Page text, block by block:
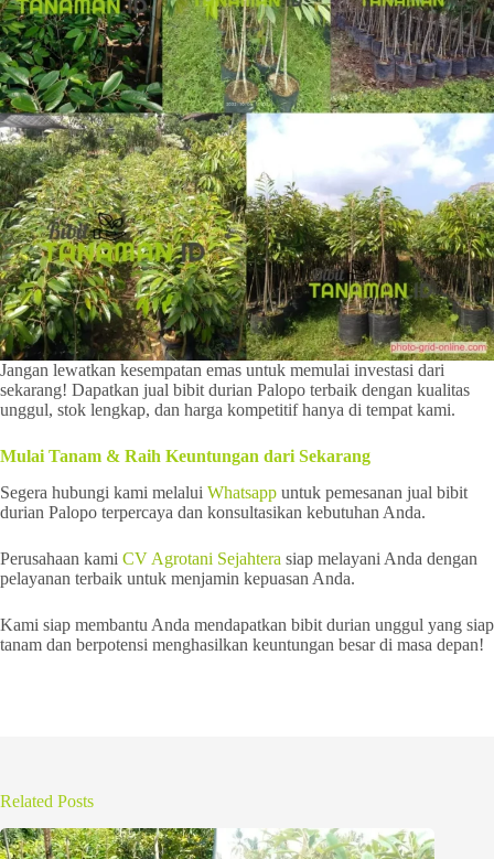
Jangan lewatkan kesempatan emas untuk memulai investasi dari
sekarang! Dapatkan jual bibit durian Palopo terbaik dengan kualitas
unggul, stok lengkap, dan harga kompetitif hanya di tempat kami.
Mulai Tanam & Raih Keuntungan dari Sekarang
Segera hubungi kami melalui Whatsapp untuk pemesanan jual bibit
durian Palopo terpercaya dan konsultasikan kebutuhan Anda.
Perusahaan kami CV Agrotani Sejahtera siap melayani Anda dengan
pelayanan terbaik untuk menjamin kepuasan Anda.
Kami siap membantu Anda mendapatkan bibit durian unggul yang siap
tanam dan berpotensi menghasilkan keuntungan besar di masa depan!
Related Posts